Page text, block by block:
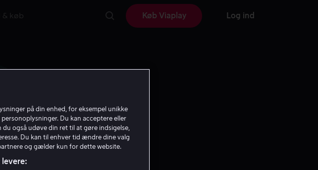
& køb Køb Viaplay Log ind
på din enhed, for eksempel unikke
Du kan acceptere eller
også udøve din ret til at gøre indsigelse,
Du kan til enhver tid ændre dine valg
og gælder kun for dette website.